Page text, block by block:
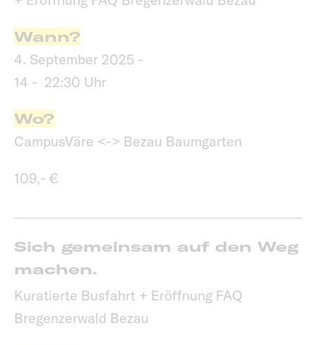
Wann?
4. September 2025 -
14 - 22:30 Uhr
Wo?
CampusVäre <-> Bezau Baumgarten
109,- €
Sich gemeinsam auf den Weg
machen.
Kuratierte Busfahrt + Eröffnung FAQ
Bregenzerwald Bezau